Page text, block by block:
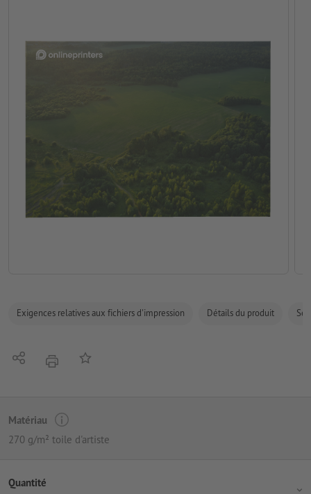
Exigences relatives aux fichiers d'impression Détails du produit
PartagerimprimerAjouter à liste d'article
Matériau
270 g/m² toile d'artiste
Quantité